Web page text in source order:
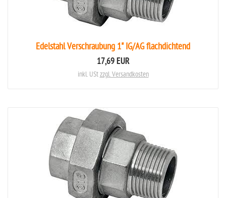
Edelstahl Verschraubung 1" IG/AG flachdichtend
17,69 EUR
inkl. UStzzgl. Versandkosten